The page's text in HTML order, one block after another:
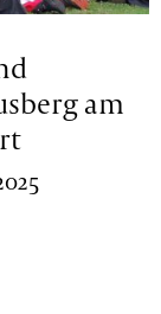
am